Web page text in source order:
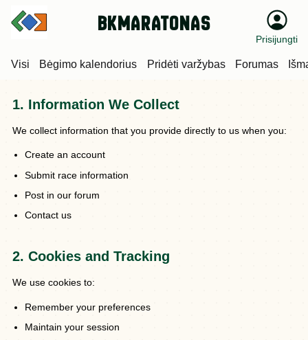
bkmaratonas
Prisijungti
Visi Bėgimo kalendorius Pridėti varžybas Forumas
Privacy Policy
1. Information We Collect
We collect information that you provide directly to us when you:
Create an account
Submit race information
Post in our forum
Contact us
2. Cookies and Tracking
We use cookies to:
Remember your preferences
Maintain your session